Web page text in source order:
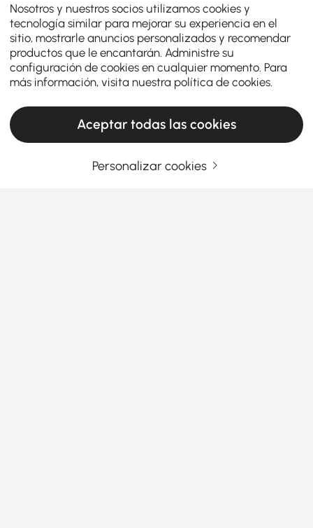
Products in the current category have been updated to show the latest 1 items
Ingrese su dirección de correo electrónicoRegístrate ahora
Nosotros y nuestros socios utilizamos cookies y
tecnología similar para mejorar su experiencia en el
sitio, mostrarle anuncios personalizados y recomendar
productos que le encantarán. Administre su
configuración de cookies en cualquier momento. Para
más información, visita nuestra política de cookies
Aceptar todas las cookies
Personalizar cookies